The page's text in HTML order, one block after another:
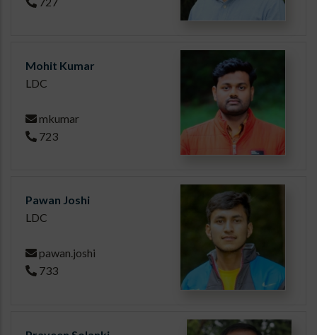
Mohit Kumar
LDC
mkumar
723
Pawan Joshi
LDC
pawan.joshi
733